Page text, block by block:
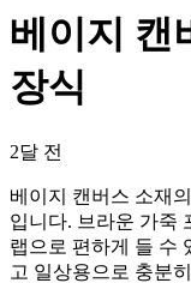
베이지 캔
장식
2달 전
베이지 캔버스 소재
입니다. 브라운 가죽
랩으로 편하게 들 수
고 일상용으로 충분